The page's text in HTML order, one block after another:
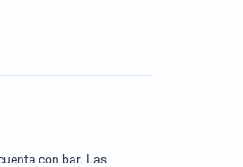
con bar. Las